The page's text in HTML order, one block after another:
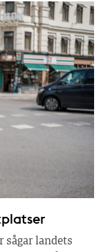
sågar landets